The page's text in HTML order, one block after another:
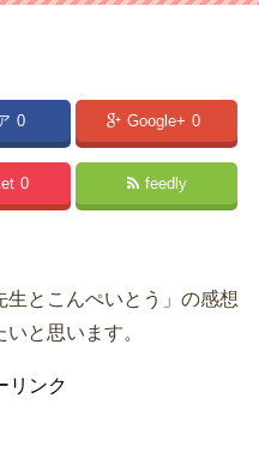
0 Google+ 0
0 feedly
とこんぺいとう」の感想
と思います。
リンク